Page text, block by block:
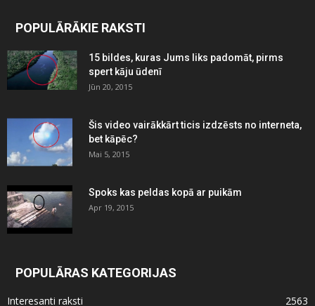
POPULĀRĀKIE RAKSTI
15 bildes, kuras Jums liks padomāt, pirms
spert kāju ūdenī
Jūn 20, 2015
Šis video vairākkārt ticis izdzēsts no interneta,
bet kāpēc?
Mai 5, 2015
Spoks kas peldas kopā ar puikām
Apr 19, 2015
POPULĀRAS KATEGORIJAS
Interesanti raksti 2563